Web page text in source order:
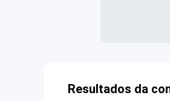
Resultados da